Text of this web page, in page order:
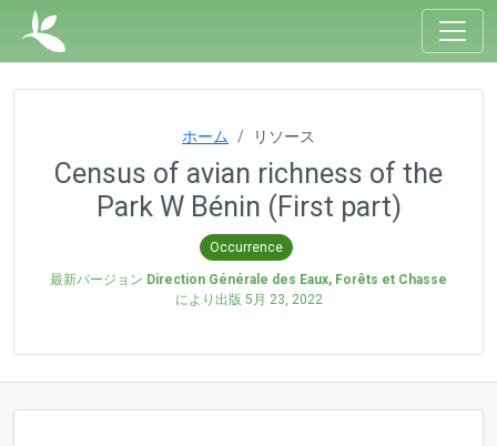
ホーム リソース
Census of avian richness of the
Park W Bénin (First part)
Occurrence
最新バージョン Direction Générale des Eaux, Forêts et Chasse
により出版 5月 23, 2022